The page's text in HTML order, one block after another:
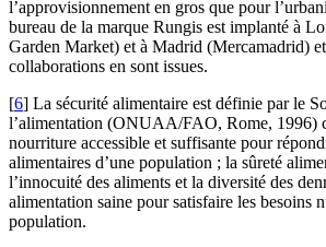
l’approvisionnement en gros que pour
bureau de la marque Rungis est implanté à
Garden Market) et à Madrid (Mercamadrid) et
collaborations en sont issues.
[6] La sécurité alimentaire est définie par le
l’alimentation (ONUAA/FAO, Rome, 1996)
nourriture accessible et suffisante pour
alimentaires d’une population ; la sûreté
l’innocuité des aliments et la diversité des
alimentation saine pour satisfaire les besoins
population.